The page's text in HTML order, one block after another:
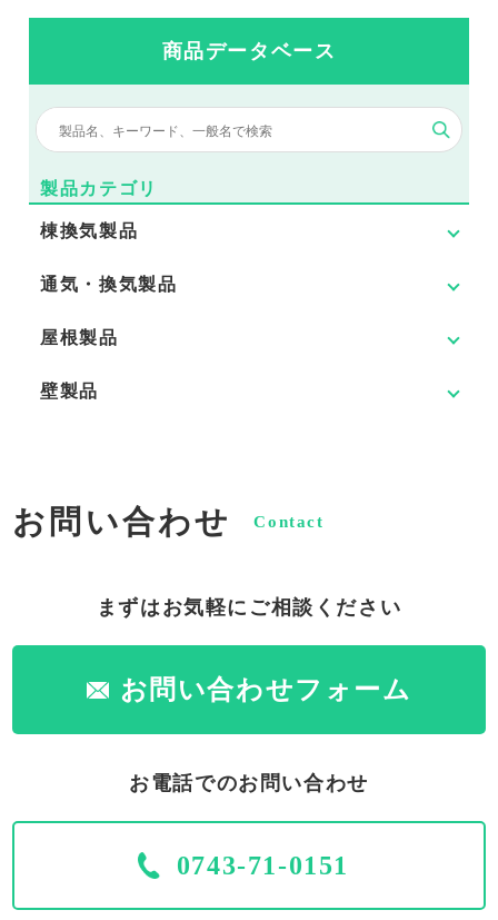
商品データベース
製品カテゴリ
棟換気製品
通気・換気製品
屋根製品
壁製品
お問い合わせ Contact
まずはお気軽にご相談ください
お問い合わせフォーム
お電話でのお問い合わせ
0743-71-0151